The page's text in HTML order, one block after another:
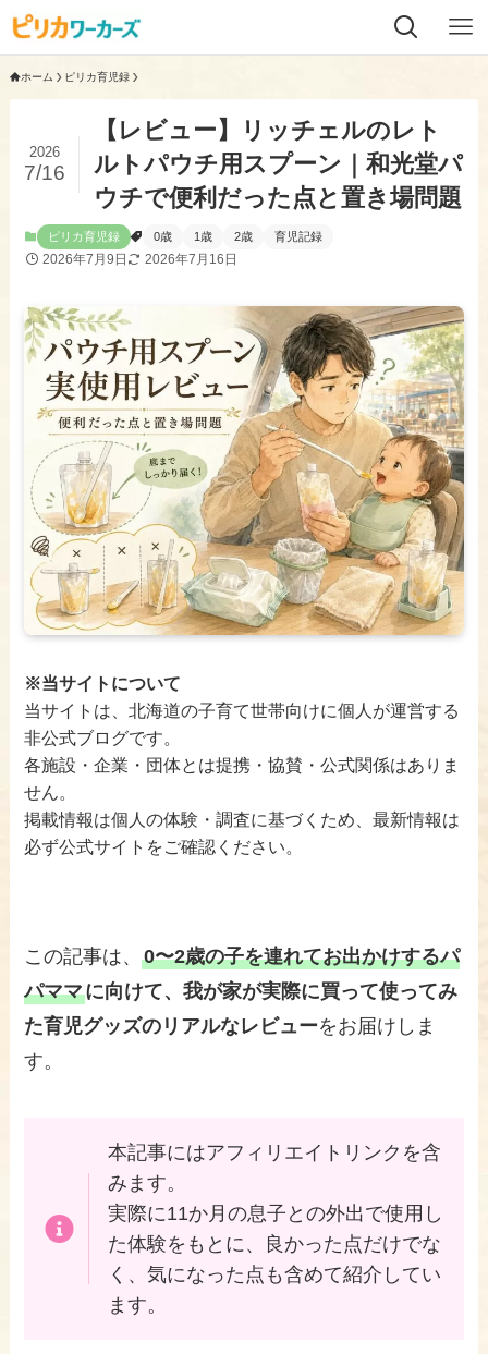
ホーム ピリカ育児録
【レビュー】リッチェルのレト
ルトパウチ用スプーン｜和光堂パ
ウチで便利だった点と置き場問題
2026
7/16
ピリカ育児録 0歳 1歳 2歳 育児記録
2026年7月9日 2026年7月16日
※当サイトについて
当サイトは、北海道の子育て世帯向けに個人が運営する
非公式ブログです。
各施設・企業・団体とは提携・協賛・公式関係はありま
せん。
掲載情報は個人の体験・調査に基づくため、最新情報は
必ず公式サイトをご確認ください。
この記事は、0〜2歳の子を連れてお出かけするパ
パママに向けて、我が家が実際に買って使ってみ
た育児グッズのリアルなレビューをお届けしま
す。
本記事にはアフィリエイトリンクを含
みます。
実際に11か月の息子との外出で使用し
た体験をもとに、良かった点だけでな
く、気になった点も含めて紹介してい
ます。